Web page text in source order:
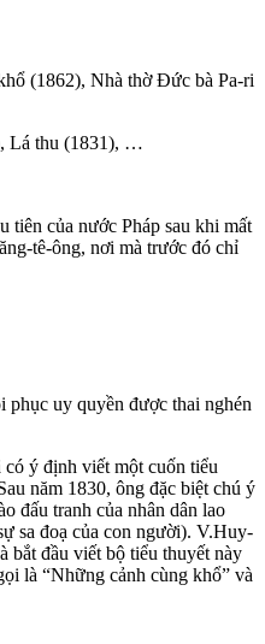
(1862), Nhà thờ Đức bà Pa-ri
Lá thu (1831), …
của nước Pháp sau khi mất
tê-ông, nơi mà trước đó chỉ
uy quyền được thai nghén
ý định viết một cuốn tiểu
năm 1830, ông đặc biệt chú ý
đấu tranh của nhân dân lao
sa đoạ của con người). V.Huy-
bắt đầu viết bộ tiểu thuyết này
là “Những cảnh cùng khổ” và